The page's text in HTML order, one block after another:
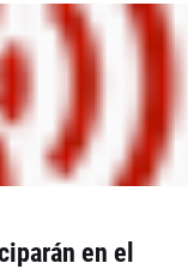
en el